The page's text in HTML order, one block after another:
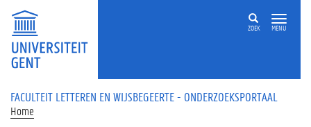
Overslaan en naar de inhoud gaan
ZOEK MENU
FACULTEIT LETTEREN EN WIJSBEGEERTE - ONDERZOEKSPORTAAL
Home